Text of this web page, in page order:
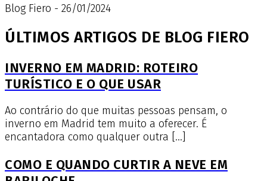
Blog Fiero - 26/01/2024
ÚLTIMOS ARTIGOS DE BLOG FIERO
INVERNO EM MADRID: ROTEIRO
TURÍSTICO E O QUE USAR
Ao contrário do que muitas pessoas pensam, o
inverno em Madrid tem muito a oferecer. É
encantadora como qualquer outra […]
COMO E QUANDO CURTIR A NEVE EM